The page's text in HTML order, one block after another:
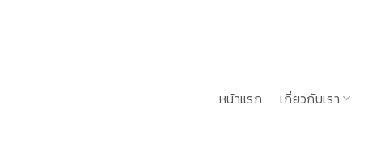
หน้าแรก
เกี่ยวกับเรา